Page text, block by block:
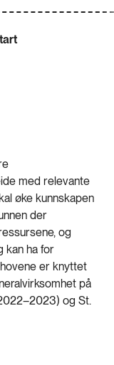
med relevante
øke kunnskapen
der
og
kan ha for
er knyttet
på
og St.